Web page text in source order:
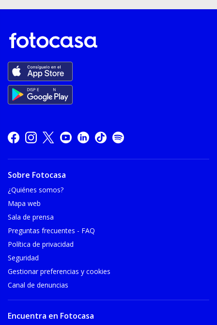
Sobre Fotocasa
¿Quiénes somos?
Mapa web
Sala de prensa
Preguntas frecuentes - FAQ
Política de privacidad
Seguridad
Gestionar preferencias y cookies
Canal de denuncias
Encuentra en Fotocasa